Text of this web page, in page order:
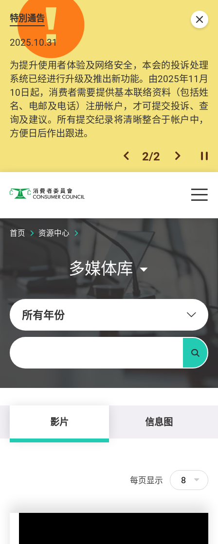
特別通告
2025.10.31
为提升使用者体验及网络安全，本会的投诉处理
系统已经进行升级及推出新功能。由2025年11月
10日起，消费者需要提供基本联络资料（包括姓
名、电邮及电话）注册帐户，才可提交投诉、查
询及建议。所有提交纪录将清晰整合于帐户中，
方便日后作出跟进。
上一个
2/2 下一个开
关闭
消费者委员会 目
首页 资源中心
多媒体库
所有年份
关键字
搜寻
影片 信息图
每页显示 8